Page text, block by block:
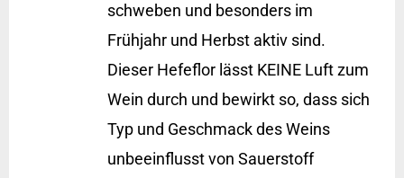
schweben und besonders im
Frühjahr und Herbst aktiv sind.
Dieser Hefeflor lässt KEINE Luft zum
Wein durch und bewirkt so, dass sich
Typ und Geschmack des Weins
unbeeinflusst von Sauerstoff